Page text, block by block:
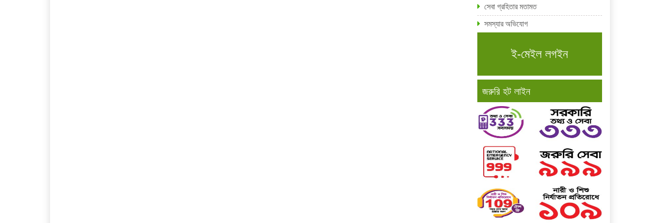
সেবা গ্রহিতার মতামত
সমস্যার অভিযোগ
ই-মেইল লগইন
জরুরি হট লাইন